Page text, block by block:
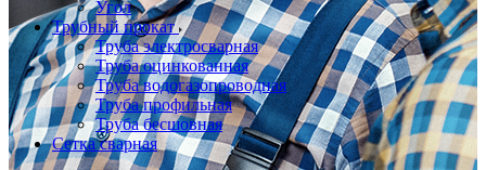
Угол
Трубный прокат
Труба электросварная
Труба оцинкованная
Труба водогазопроводная
Труба профильная
Труба бесшовная
Сетка сварная